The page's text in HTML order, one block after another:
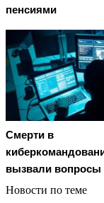
пенсиями
Смерти в
вызвали вопросы
Новости по теме